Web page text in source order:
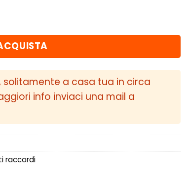
Tubo di ingresso con tubi neri quantità
solitamente a casa tua in circa
info inviaci una mail a
raccordi